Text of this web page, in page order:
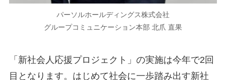
パーソルホールディングス株式会社
グループコミュニケーション本部 北爪 直果
「新社会人応援プロジェクト」の実施は今年で2回
目となります。はじめて社会に一歩踏み出す新社